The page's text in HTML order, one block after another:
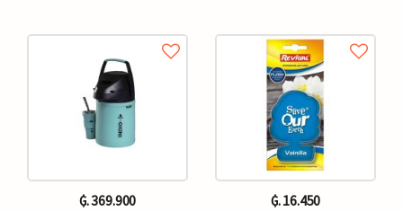
₲. 369.900 ₲. 16.450